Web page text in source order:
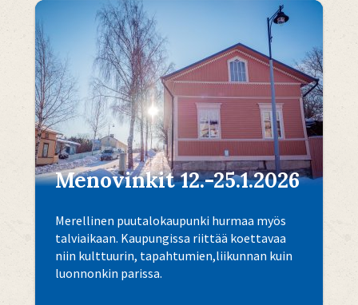
Menovinkit 12.-25.1.2026
Merellinen puutalokaupunki hurmaa myös
talviaikaan. Kaupungissa riittää koettavaa
niin kulttuurin, tapahtumien,liikunnan kuin
luonnonkin parissa.